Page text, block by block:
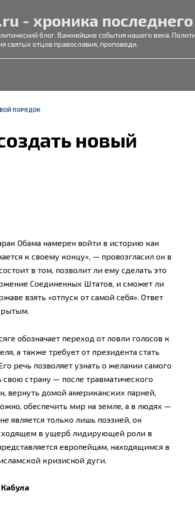
- хроника последнего
блог. Важнейшие события нашего века.
святых отцов православия, проповеди.
ПОРЯДОК
новый
Обама намерен войти в историю как
к своему концу», — провозгласил он в
в том, позволит ли ему сделать это
Соединенных Штатов, и сможет ли
взять «отпуск от самой себя». Ответ
обозначает переход от ловли голосов к
а также требует от президента стать
речь позволяет узнать о желании самого
страну — после травматического
вернуть домой американских парней,
обеспечить мир на земле, а в людях —
является только лишь поэзией, он
в ущерб лидирующей роли в
европейцам, находящимся в
кризисной дуги.